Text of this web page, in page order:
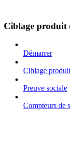
Ciblage produit
Démarrer
Ciblage produit
Preuve sociale
Compteurs de